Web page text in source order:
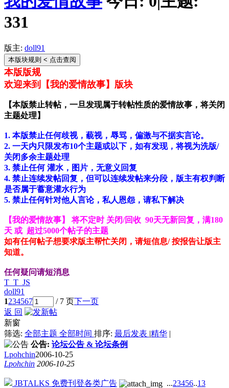
331
版主: doll91
本版块规则 < 点击查阅
本版版规
欢迎来到【我的爱情故事】版块
【本版禁止转帖，一旦发现属于转帖性质的爱情故事，将关闭
主题处理】
1. 本版禁止任何歧视，藐视，辱骂，偏激与不据实言论。
2. 一天内只限发布10个主题或以下，如有发现，将视为洗版/
关闭多余主题处理
3. 禁止任何 灌水，图片，无意义回复
4. 禁止连续发帖回复，但可以连续发帖来分段，版主有权判断
是否属于蓄意灌水行为
5. 禁止任何针对他人言论，私人恩怨，请私下解决
【我的爱情故事】 将不定时 关闭/回收 90天无新回复，满180
天 或 超过5000个帖子的主题
如有任何帖子想要求版主帮忙关闭，请短信息/ 按报告让版主
知道。
任何疑问请短消息
T_T_JS
doll91
1234567 / 7 页下一页
返 回
新窗
筛选: 全部主题 全部时间 排序: 最后发表 |精华 |
公告: 论坛公告 & 论坛条例
Lpohchin2006-10-25
Lpohchin 2006-10-25
JBTALKS 免费刊登各类广告 ...23456..13